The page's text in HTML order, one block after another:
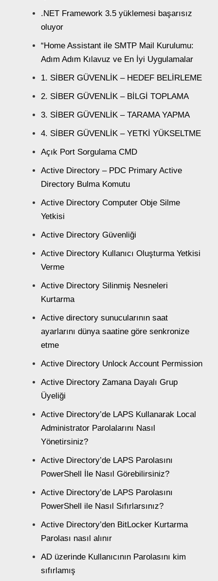
.NET Framework 3.5 yüklemesi başarısız
oluyor
“Home Assistant ile SMTP Mail Kurulumu:
Adım Adım Kılavuz ve En İyi Uygulamalar
1. SİBER GÜVENLİK – HEDEF BELİRLEME
2. SİBER GÜVENLİK – BİLGİ TOPLAMA
3. SİBER GÜVENLİK – TARAMA YAPMA
4. SİBER GÜVENLİK – YETKİ YÜKSELTME
Açık Port Sorgulama CMD
Active Directory – PDC Primary Active
Directory Bulma Komutu
Active Directory Computer Obje Silme
Yetkisi
Active Directory Güvenliği
Active Directory Kullanıcı Oluşturma Yetkisi
Verme
Active Directory Silinmiş Nesneleri
Kurtarma
Active directory sunucularının saat
ayarlarını dünya saatine göre senkronize
etme
Active Directory Unlock Account Permission
Active Directory Zamana Dayalı Grup
Üyeliği
Active Directory’de LAPS Kullanarak Local
Administrator Parolalarını Nasıl
Yönetirsiniz?
Active Directory’de LAPS Parolasını
PowerShell İle Nasıl Görebilirsiniz?
Active Directory’de LAPS Parolasını
PowerShell ile Nasıl Sıfırlarsınız?
Active Directory’den BitLocker Kurtarma
Parolası nasıl alınır
AD üzerinde Kullanıcının Parolasını kim
sıfırlamış